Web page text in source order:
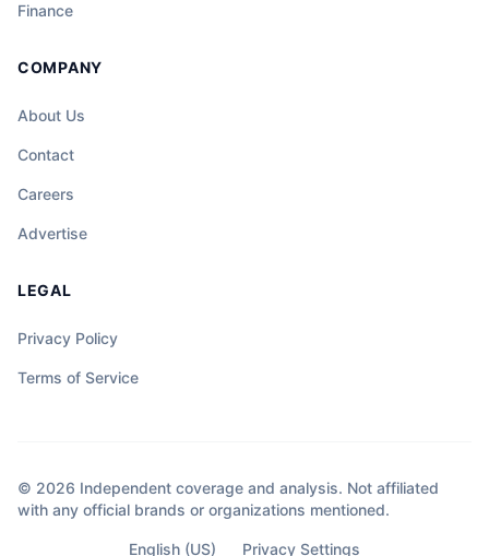
Finance
COMPANY
About Us
Contact
Careers
Advertise
LEGAL
Privacy Policy
Terms of Service
© 2026 Independent coverage and analysis. Not affiliated
with any official brands or organizations mentioned.
English (US) Privacy Settings